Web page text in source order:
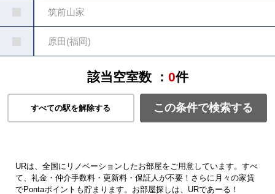
筑前山家
原田(福岡)
該当空室数 ： 0件
すべての駅を解除する この条件で検索する
URは、全国にリノベーションしたお部屋をご用意しています。すべ
て、礼金・仲介手数料・更新料・保証人が不要！さらに月々の家賃
でPontaポイントも貯まります。お部屋探しは、URであーる！